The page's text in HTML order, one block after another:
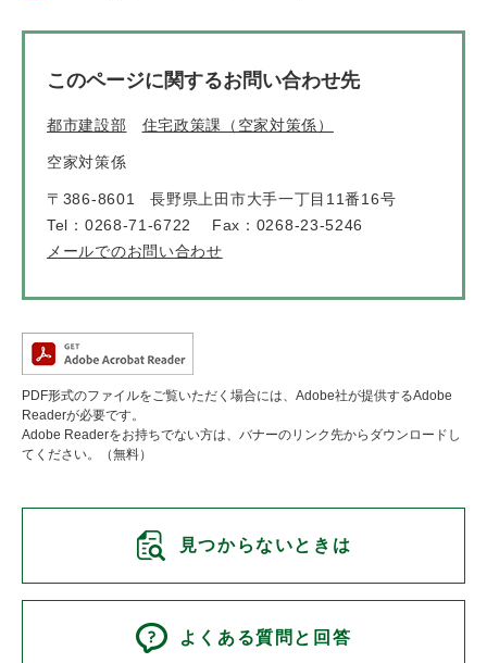
このページに関するお問い合わせ先
都市建設部 住宅政策課（空家対策係）
空家対策係
〒386-8601
長野県上田市大手一丁目11番16号
Tel：0268-71-6722
Fax：0268-23-5246
メールでのお問い合わせ
PDF形式のファイルをご覧いただく場合には、Adobe社が提供するAdobe
Readerが必要です。
Adobe Readerをお持ちでない方は、バナーのリンク先からダウンロードし
てください。（無料）
見つからないときは
よくある質問と回答